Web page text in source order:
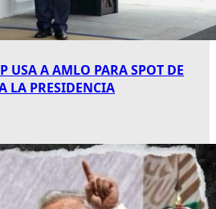
USA A AMLO PARA SPOT DE
LA PRESIDENCIA